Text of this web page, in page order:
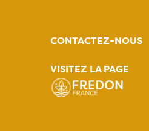
CONTACTEZ-NOUS
VISITEZ LA PAGE